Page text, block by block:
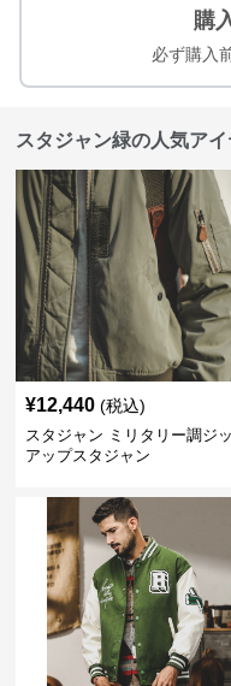
購
必ず購入
スタジャン緑の人気アイ
¥12,440 (税込)
スタジャン ミリタリー調ジ
アップスタジャン